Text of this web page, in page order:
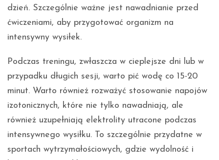
dzień. Szczególnie ważne jest nawadnianie przed
ćwiczeniami, aby przygotować organizm na
intensywny wysiłek.
Podczas treningu, zwłaszcza w cieplejsze dni lub w
przypadku długich sesji, warto pić wodę co 15-20
minut. Warto również rozważyć stosowanie napojów
izotonicznych, które nie tylko nawadniają, ale
również uzupełniają elektrolity utracone podczas
intensywnego wysiłku. To szczególnie przydatne w
sportach wytrzymałościowych, gdzie wydolność i